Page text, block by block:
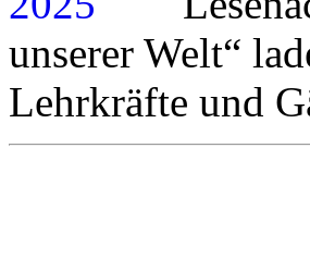
unserer Welt“
Lehrkräfte und